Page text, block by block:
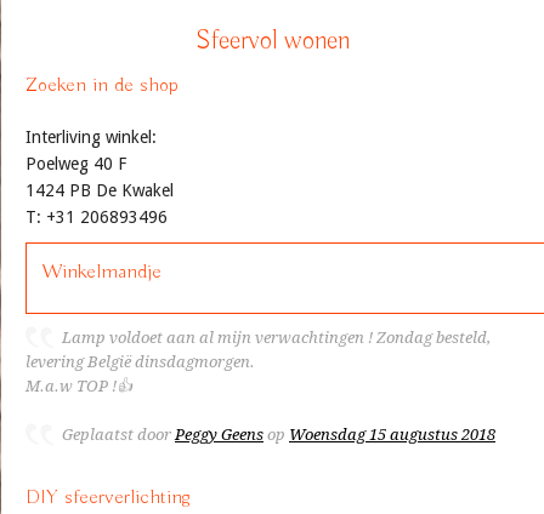
Sfeervol wonen
Zoeken in de shop
Interliving winkel:
Poelweg 40 F
1424 PB De Kwakel
T: +31 206893496
Winkelmandje
Lamp voldoet aan al mijn verwachtingen ! Zondag besteld,
levering België dinsdagmorgen.
M.a.w TOP !👍
Geplaatst doorPeggy Geens op Woensdag 15 augustus 2018
DIY sfeerverlichting